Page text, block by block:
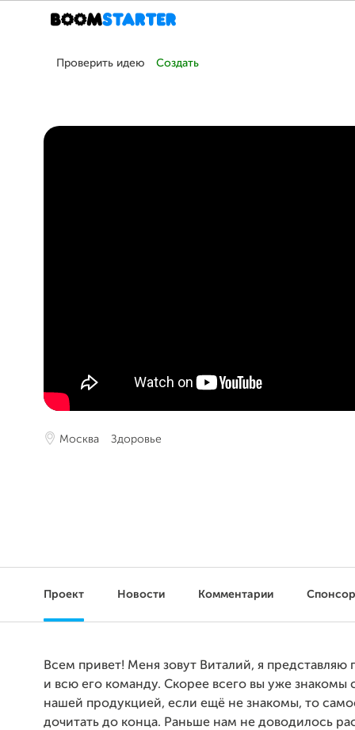
Проверить идею Создать
Москва Здоровье
Проект Новости Комментарии
Всем привет! Меня зовут Виталий, я представляю
и всю его команду. Скорее всего вы уже знакомы
нашей продукцией, если ещё не знакомы, то
дочитать до конца. Раньше нам не доводилось